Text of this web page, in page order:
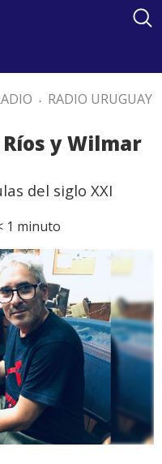
. RADIO URUGUAY
y Wilmar
del siglo XXI
1 minuto